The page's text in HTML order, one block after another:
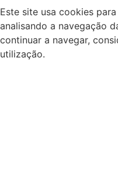
Este site usa cookies
analisando a navegação
continuar a navegar,
utilização.